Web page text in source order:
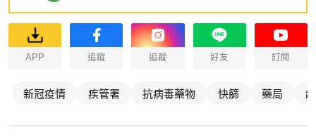
APP 追蹤 追蹤 好友 訂閱
新冠疫情 疾管署 抗病毒藥物 快篩 藥局